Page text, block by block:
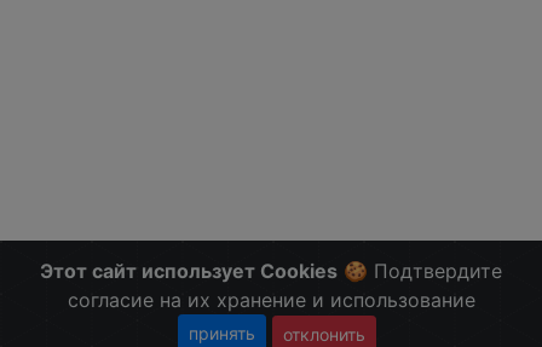
Этот сайт использует Cookies 🍪 Подтвердите
согласие на их хранение и использование
принять отклонить